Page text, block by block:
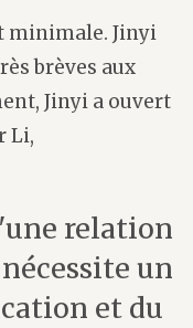
minimale. Jinyi
brèves aux
Jinyi a ouvert
Li,
relation
un
et du